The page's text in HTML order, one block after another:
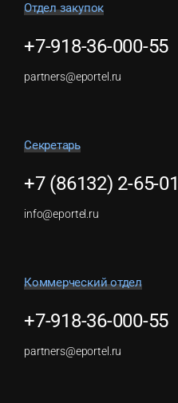
Отдел закупок
+7-918-36-000-55
partners@eportel.ru
Секретарь
+7 (86132) 2-65-01
info@eportel.ru
Коммерческий отдел
+7-918-36-000-55
partners@eportel.ru